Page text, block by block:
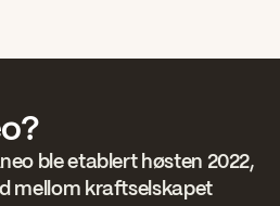
ble etablert høsten 2022,
mellom kraftselskapet